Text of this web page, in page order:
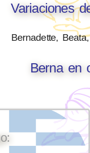
Variaciones
Bernadette,
Berna en